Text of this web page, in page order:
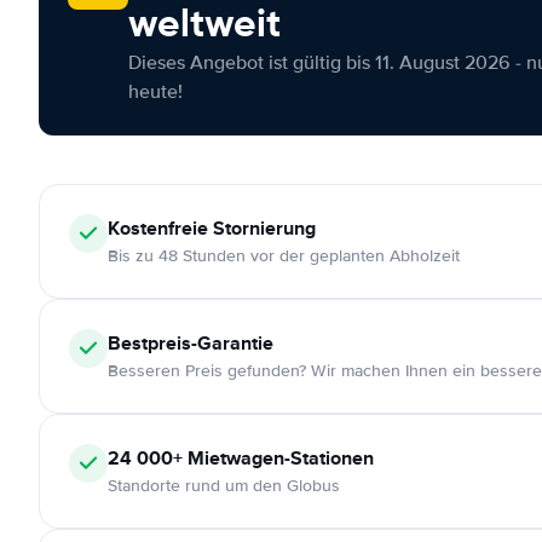
weltweit
Dieses Angebot ist gültig bis 11. August 2026 -
heute!
KostenfreieStornierung
Bis zu 48 Stunden vor der geplanten Abholzeit
Bestpreis-Garantie
Besseren Preis gefunden? Wir machen Ihnen ein
24 000+ Mietwagen-Stationen
Standorte rund um den Globus